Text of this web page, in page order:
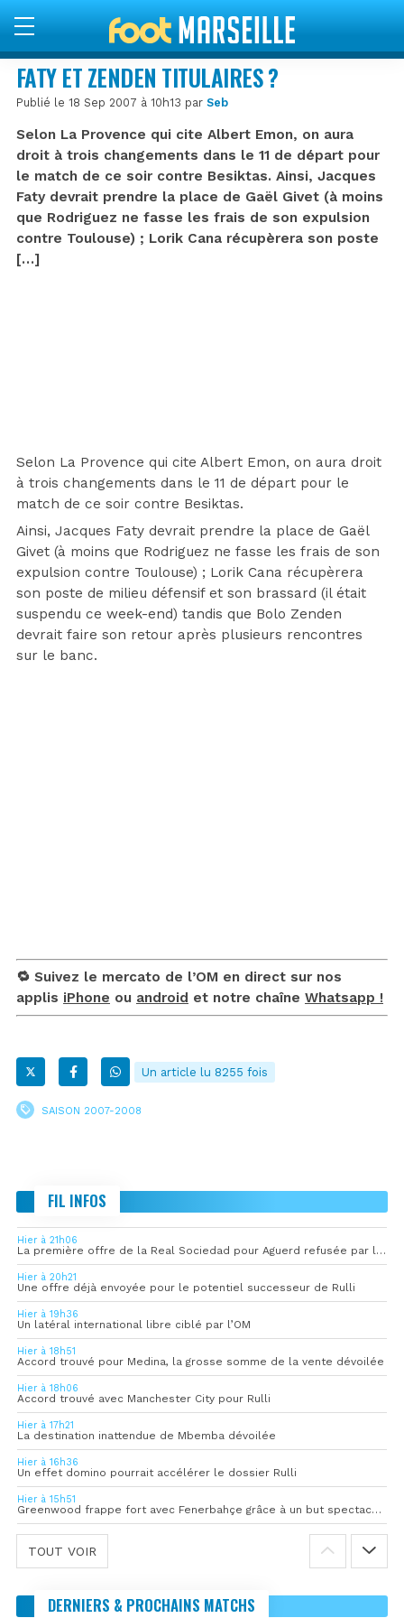
FATY ET ZENDEN TITULAIRES ?
Publié le 18 Sep 2007 à 10h13 par Seb
Selon La Provence qui cite Albert Emon, on aura
droit à trois changements dans le 11 de départ pour
le match de ce soir contre Besiktas. Ainsi, Jacques
Faty devrait prendre la place de Gaël Givet (à moins
que Rodriguez ne fasse les frais de son expulsion
contre Toulouse) ; Lorik Cana récupèrera son poste
[…]
Selon La Provence qui cite Albert Emon, on aura droit
à trois changements dans le 11 de départ pour le
match de ce soir contre Besiktas.
Ainsi, Jacques Faty devrait prendre la place de Gaël
Givet (à moins que Rodriguez ne fasse les frais de son
expulsion contre Toulouse) ; Lorik Cana récupèrera
son poste de milieu défensif et son brassard (il était
suspendu ce week-end) tandis que Bolo Zenden
devrait faire son retour après plusieurs rencontres
sur le banc.
🔁 Suivez le mercato de l’OM en direct sur nos
applis iPhone ou android et notre chaîne Whatsapp !
Un article lu 8255 fois
SAISON 2007-2008
FIL INFOS
Hier à 21h06
La première offre de la Real Sociedad pour Aguerd refusée par l’OM
Hier à 20h21
Une offre déjà envoyée pour le potentiel successeur de Rulli
Hier à 19h36
Un latéral international libre ciblé par l’OM
Hier à 18h51
Accord trouvé pour Medina, la grosse somme de la vente dévoilée
Hier à 18h06
Accord trouvé avec Manchester City pour Rulli
Hier à 17h21
La destination inattendue de Mbemba dévoilée
Hier à 16h36
Un effet domino pourrait accélérer le dossier Rulli
Hier à 15h51
Greenwood frappe fort avec Fenerbahçe grâce à un but spectaculaire
TOUT VOIR
DERNIERS & PROCHAINS MATCHS